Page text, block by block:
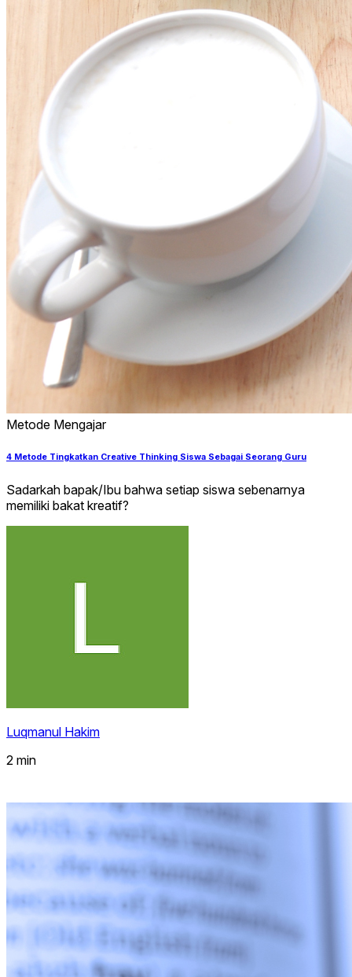
Metode Mengajar
4 Metode Tingkatkan Creative Thinking Siswa Sebagai Seorang Guru
Sadarkah bapak/Ibu bahwa setiap siswa sebenarnya
memiliki bakat kreatif?
Luqmanul Hakim
2 min